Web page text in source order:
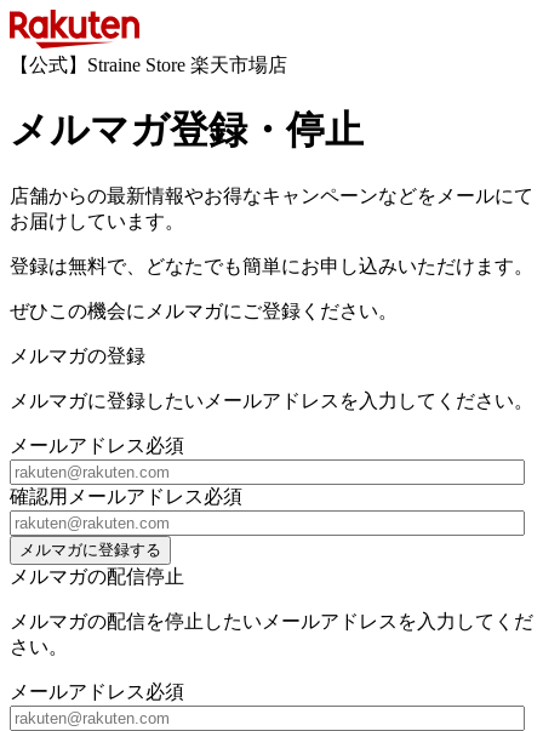
【公式】Straine Store 楽天市場店
メルマガ登録・停止
店舗からの最新情報やお得なキャンペーンなどをメールにて
お届けしています。
登録は無料で、どなたでも簡単にお申し込みいただけます。
ぜひこの機会にメルマガにご登録ください。
メルマガの登録
メルマガに登録したいメールアドレスを入力してください。
メールアドレス必須
確認用メールアドレス必須
メルマガに登録する
メルマガの配信停止
メルマガの配信を停止したいメールアドレスを入力してくだ
さい。
メールアドレス必須